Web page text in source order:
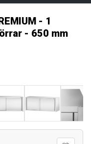
- 1
- 650 mm